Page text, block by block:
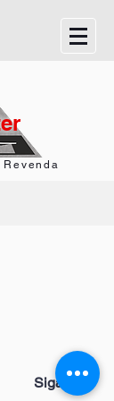
Siga-nos